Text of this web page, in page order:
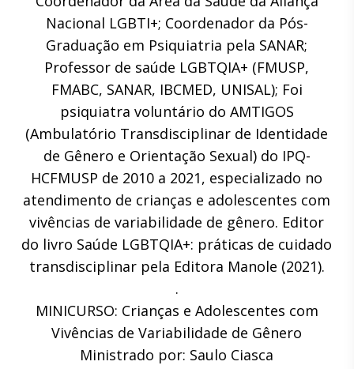
Nacional LGBTI+; Coordenador da Pós-
Graduação em Psiquiatria pela SANAR;
Professor de saúde LGBTQIA+ (FMUSP,
FMABC, SANAR, IBCMED, UNISAL); Foi
psiquiatra voluntário do AMTIGOS
(Ambulatório Transdisciplinar de Identidade
de Gênero e Orientação Sexual) do IPQ-
HCFMUSP de 2010 a 2021, especializado no
atendimento de crianças e adolescentes com
vivências de variabilidade de gênero. Editor
do livro Saúde LGBTQIA+: práticas de cuidado
transdisciplinar pela Editora Manole (2021).
.
MINICURSO: Crianças e Adolescentes com
Vivências de Variabilidade de Gênero
Ministrado por: Saulo Ciasca